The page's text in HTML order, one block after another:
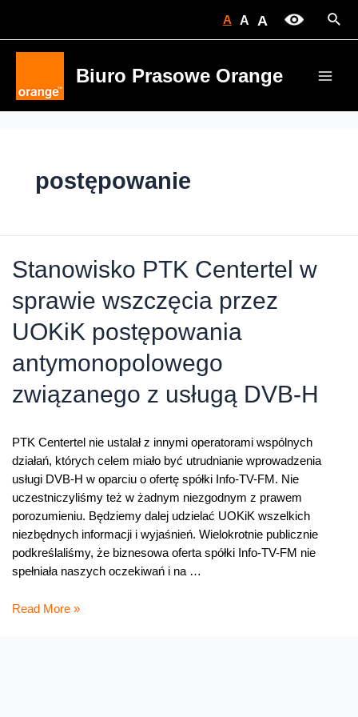
A A A
Biuro Prasowe Orange
postępowanie
Stanowisko PTK Centertel w
sprawie wszczęcia przez
UOKiK postępowania
antymonopolowego
związanego z usługą DVB-H
PTK Centertel nie ustalał z innymi operatorami wspólnych
działań, których celem miało być utrudnianie wprowadzenia
usługi DVB-H w oparciu o ofertę spółki Info-TV-FM. Nie
uczestniczyliśmy też w żadnym niezgodnym z prawem
porozumieniu. Będziemy dalej udzielać UOKiK wszelkich
niezbędnych informacji i wyjaśnień. Wielokrotnie publicznie
podkreślaliśmy, że biznesowa oferta spółki Info-TV-FM nie
spełniała naszych oczekiwań i na …
Stanowisko
Read More »